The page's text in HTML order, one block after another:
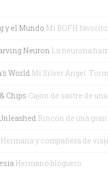
y el Mundo Mi BOFH favorito
Neuron La neurona
World Mi Silver Angel.
Chips Cajón de sastre de
Rincón de una
y compañera de
Hermano bloguero